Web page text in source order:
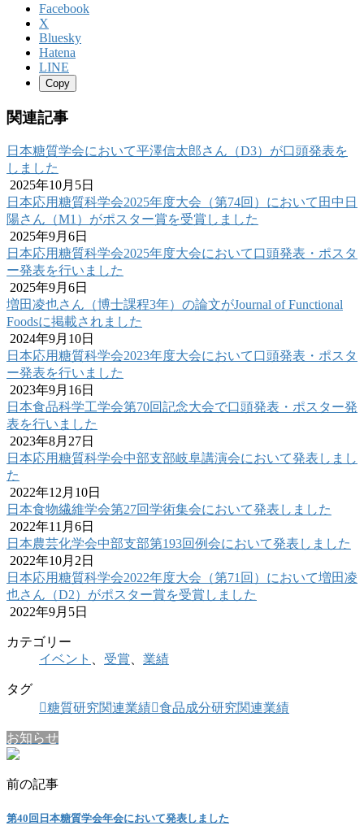
Facebook
X
Bluesky
Hatena
LINE
Copy
関連記事
日本糖質学会において平澤信太郎さん（D3）が口頭発表を
しました
2025年10月5日
日本応用糖質科学会2025年度大会（第74回）において田中日
陽さん（M1）がポスター賞を受賞しました
2025年9月6日
日本応用糖質科学会2025年度大会において口頭発表・ポスタ
ー発表を行いました
2025年9月6日
増田凌也さん（博士課程3年）の論文がJournal of Functional
Foodsに掲載されました
2024年9月10日
日本応用糖質科学会2023年度大会において口頭発表・ポスタ
ー発表を行いました
2023年9月16日
日本食品科学工学会第70回記念大会で口頭発表・ポスター発
表を行いました
2023年8月27日
日本応用糖質科学会中部支部岐阜講演会において発表しまし
た
2022年12月10日
日本食物繊維学会第27回学術集会において発表しました
2022年11月6日
日本農芸化学会中部支部第193回例会において発表しました
2022年10月2日
日本応用糖質科学会2022年度大会（第71回）において増田凌
也さん（D2）がポスター賞を受賞しました
2022年9月5日
カテゴリー
イベント
受賞 業績
タグ
糖質研究関連業績 食品成分研究関連業績
お知らせ
前の記事
第40回日本糖質学会年会において発表しました